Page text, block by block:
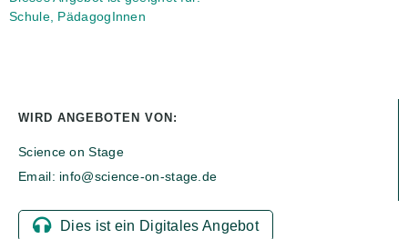
Schule, PädagogInnen
WIRD ANGEBOTEN VON:
Science on Stage
Email: info@science-on-stage.de
Dies ist ein Digitales Angebot